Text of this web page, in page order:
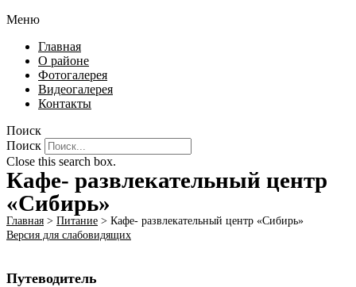
Меню
Главная
О районе
Фотогалерея
Видеогалерея
Контакты
Поиск
Поиск
Close this search box.
Кафе- развлекательный центр
«Сибирь»
Главная > Питание > Кафе- развлекательный центр «Сибирь»
Версия для слабовидящих
Путеводитель